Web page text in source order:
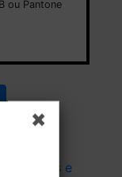
ou Pantone
termos e